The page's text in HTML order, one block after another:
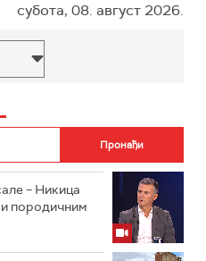
субота, 08. август 2026.
– Никица
и породичним